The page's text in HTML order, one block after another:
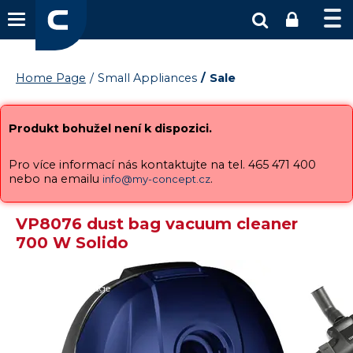
Home Page Small Appliances Sale
Produkt bohužel není k dispozici.
Pro více informací nás kontaktujte na tel. 465 471 400
nebo na emailu info@my-concept.cz.
VP8076 dust bag vacuum cleaner
700 W Solido
Damaged package